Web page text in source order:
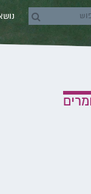
icons